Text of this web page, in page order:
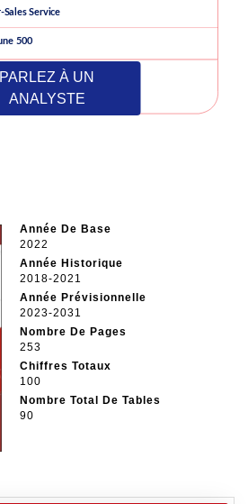
PARLEZ À UN
ANALYSTE
Année De Base
2022
Année Historique
2018-2021
Année Prévisionnelle
2023-2031
Nombre De Pages
253
Chiffres Totaux
100
Nombre Total De Tables
90